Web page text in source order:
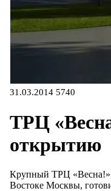
31.03.2014 5740
ТРЦ
открытию
Крупный ТРЦ
Востоке Москвы,